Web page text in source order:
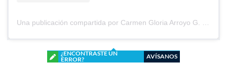
Una publicación compartida por Carmen Gloria Arroyo G. (@cg_arroyo)
¿ENCONTRASTE UN
ERROR?
AVÍSANOS